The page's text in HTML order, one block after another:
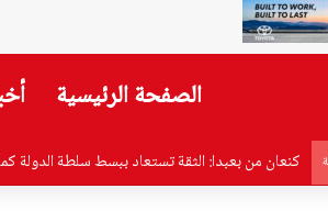
الصفحة الرئيسية
مجلس النواب يعقد جلسة تشريعية الثلاثاء